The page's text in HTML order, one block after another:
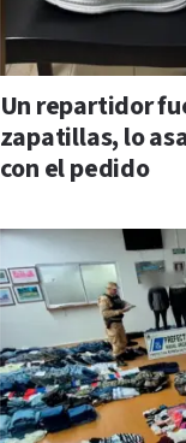
Un repartidor
zapatillas, lo
con el pedido